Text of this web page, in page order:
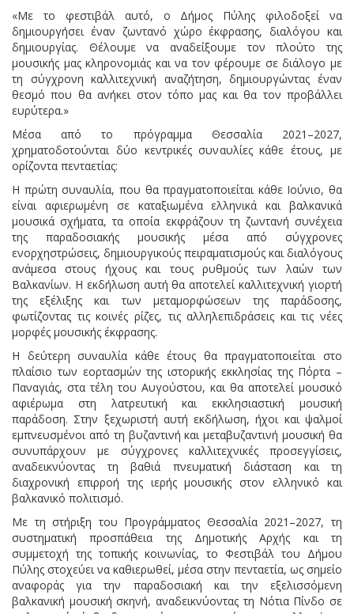
«Με το φεστιβάλ αυτό, ο Δήμος Πύλης φιλοδοξεί να
δημιουργήσει έναν ζωντανό χώρο έκφρασης, διαλόγου και
δημιουργίας. Θέλουμε να αναδείξουμε τον πλούτο της
μουσικής μας κληρονομιάς και να τον φέρουμε σε διάλογο με
τη σύγχρονη καλλιτεχνική αναζήτηση, δημιουργώντας έναν
θεσμό που θα ανήκει στον τόπο μας και θα τον προβάλλει
ευρύτερα.»
Μέσα από το πρόγραμμα Θεσσαλία 2021–2027,
χρηματοδοτούνται δύο κεντρικές συναυλίες κάθε έτους, με
ορίζοντα πενταετίας:
Η πρώτη συναυλία, που θα πραγματοποιείται κάθε Ιούνιο, θα
είναι αφιερωμένη σε καταξιωμένα ελληνικά και βαλκανικά
μουσικά σχήματα, τα οποία εκφράζουν τη ζωντανή συνέχεια
της παραδοσιακής μουσικής μέσα από σύγχρονες
ενορχηστρώσεις, δημιουργικούς πειραματισμούς και διαλόγους
ανάμεσα στους ήχους και τους ρυθμούς των λαών των
Βαλκανίων. Η εκδήλωση αυτή θα αποτελεί καλλιτεχνική γιορτή
της εξέλιξης και των μεταμορφώσεων της παράδοσης,
φωτίζοντας τις κοινές ρίζες, τις αλληλεπιδράσεις και τις νέες
μορφές μουσικής έκφρασης.
Η δεύτερη συναυλία κάθε έτους θα πραγματοποιείται στο
πλαίσιο των εορτασμών της ιστορικής εκκλησίας της Πόρτα –
Παναγιάς, στα τέλη του Αυγούστου, και θα αποτελεί μουσικό
αφιέρωμα στη λατρευτική και εκκλησιαστική μουσική
παράδοση. Στην ξεχωριστή αυτή εκδήλωση, ήχοι και ψαλμοί
εμπνευσμένοι από τη βυζαντινή και μεταβυζαντινή μουσική θα
συνυπάρχουν με σύγχρονες καλλιτεχνικές προσεγγίσεις,
αναδεικνύοντας τη βαθιά πνευματική διάσταση και τη
διαχρονική επιρροή της ιερής μουσικής στον ελληνικό και
βαλκανικό πολιτισμό.
Με τη στήριξη του Προγράμματος Θεσσαλία 2021–2027, τη
συστηματική προσπάθεια της Δημοτικής Αρχής και τη
συμμετοχή της τοπικής κοινωνίας, το Φεστιβάλ του Δήμου
Πύλης στοχεύει να καθιερωθεί, μέσα στην πενταετία, ως σημείο
αναφοράς για την παραδοσιακή και την εξελισσόμενη
βαλκανική μουσική σκηνή, αναδεικνύοντας τη Νότια Πίνδο σε